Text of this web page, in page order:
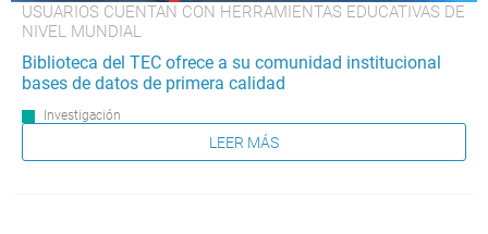
USUARIOS CUENTAN CON HERRAMIENTAS EDUCATIVAS DE
NIVEL MUNDIAL
Biblioteca del TEC ofrece a su comunidad institucional
bases de datos de primera calidad
Investigación
LEER MÁS